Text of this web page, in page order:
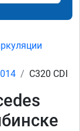
C320 CDI